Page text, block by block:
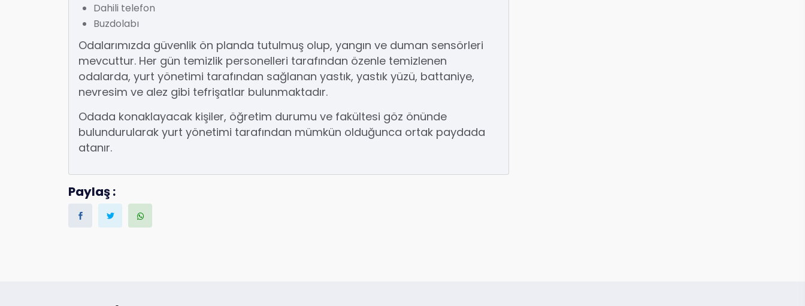
Dahili telefon
Buzdolabı
Odalarımızda güvenlik ön planda tutulmuş olup, yangın ve duman sensörleri
mevcuttur. Her gün temizlik personelleri tarafından özenle temizlenen
odalarda, yurt yönetimi tarafından sağlanan yastık, yastık yüzü, battaniye,
nevresim ve alez gibi tefrişatlar bulunmaktadır.
Odada konaklayacak kişiler, öğretim durumu ve fakültesi göz önünde
bulundurularak yurt yönetimi tarafından mümkün olduğunca ortak paydada
atanır.
Paylaş :